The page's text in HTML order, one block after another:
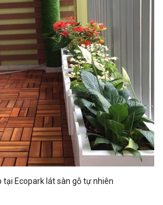
tại Ecopark lát sàn gỗ tự nhiên